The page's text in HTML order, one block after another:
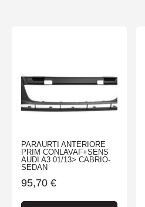
PARAURTI ANTERIORE
PRIM CONLAVAF+SENS
AUDI A3 01/13> CABRIO-
SEDAN
95,70 €